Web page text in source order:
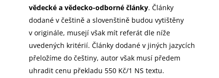
vědecké a vědecko-odborné články. Články
dodané v češtině a slovenštině budou vytištěny
v originále, musejí však mít referát dle níže
uvedených kritérií. Články dodané v jiných jazycích
přeložíme do češtiny, autor však musí předem
uhradit cenu překladu 550 Kč/1 NS textu.